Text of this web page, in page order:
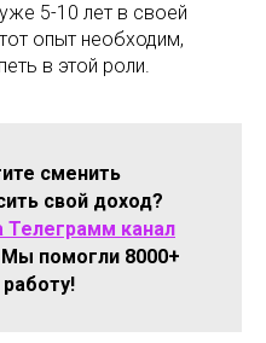
5-10 лет в своей
опыт необходим,
в этой роли.
сменить
свой доход?
Телеграмм канал
Мы помогли 8000+